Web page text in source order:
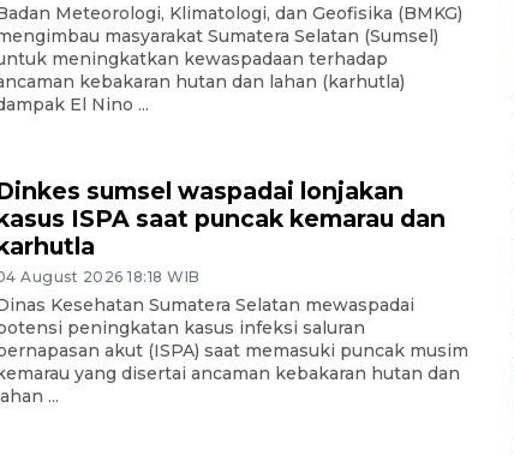
Meteorologi, Klimatologi, dan Geofisika (BMKG)
masyarakat Sumatera Selatan (Sumsel)
meningkatkan kewaspadaan terhadap
kebakaran hutan dan lahan (karhutla)
El Nino ...
sumsel waspadai lonjakan
ISPA saat puncak kemarau dan
August 2026 18:18 WIB
Kesehatan Sumatera Selatan mewaspadai
peningkatan kasus infeksi saluran
akut (ISPA) saat memasuki puncak musim
yang disertai ancaman kebakaran hutan dan
...